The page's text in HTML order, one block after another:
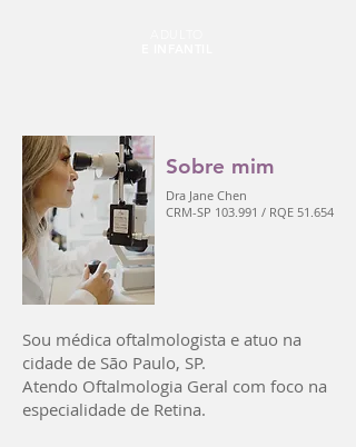
Sobre mim
Dra Jane Chen
CRM-SP 103.991 / RQE 51.654
Sou médica oftalmologista e atuo na
cidade de São Paulo, SP.
Atendo Oftalmologia Geral com foco na
especialidade de Retina.